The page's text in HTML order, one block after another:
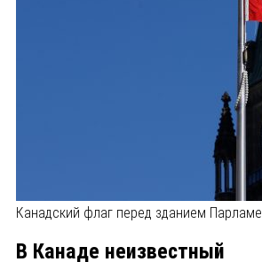
Канадский флаг перед зданием
В Канаде неизвестный